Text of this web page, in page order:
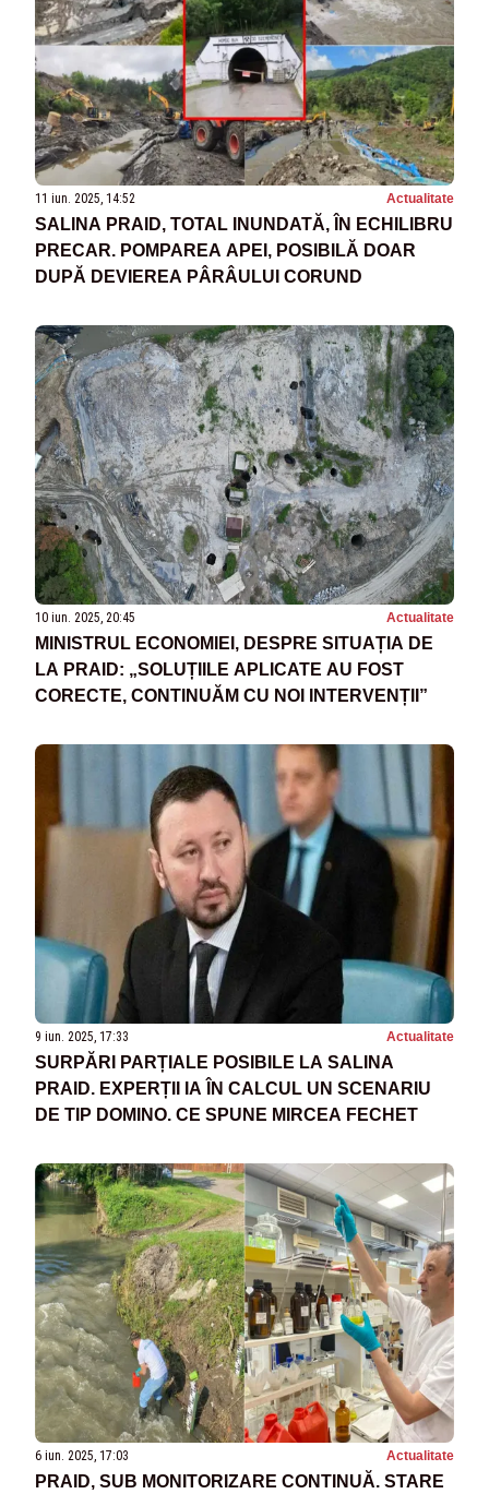
11 iun. 2025, 14:52 Actualitate
SALINA PRAID, TOTAL INUNDATĂ, ÎN ECHILIBRU
PRECAR. POMPAREA APEI, POSIBILĂ DOAR
DUPĂ DEVIEREA PÂRÂULUI CORUND
10 iun. 2025, 20:45 Actualitate
MINISTRUL ECONOMIEI, DESPRE SITUAȚIA DE
LA PRAID: „SOLUȚIILE APLICATE AU FOST
CORECTE, CONTINUĂM CU NOI INTERVENȚII”
9 iun. 2025, 17:33 Actualitate
SURPĂRI PARȚIALE POSIBILE LA SALINA
PRAID. EXPERȚII IA ÎN CALCUL UN SCENARIU
DE TIP DOMINO. CE SPUNE MIRCEA FECHET
6 iun. 2025, 17:03 Actualitate
PRAID, SUB MONITORIZARE CONTINUĂ. STARE